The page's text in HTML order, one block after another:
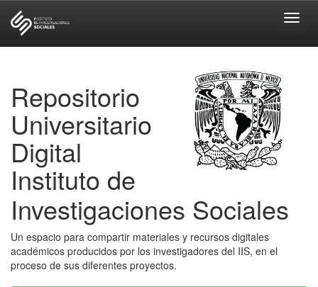
Repositorio
Universitario
Digital
Instituto de
Investigaciones Sociales
Un espacio para compartir materiales y recursos digitales
académicos producidos por los investigadores del IIS, en el
proceso de sus diferentes proyectos.